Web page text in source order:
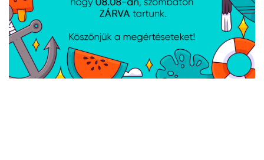
Általános szerződési feltételek
Adatkezelési tájékoztató
Hallásvédelmi tájékoztató
Süti (cookie) tájékoztató
Házhozszállítási lehetőségek